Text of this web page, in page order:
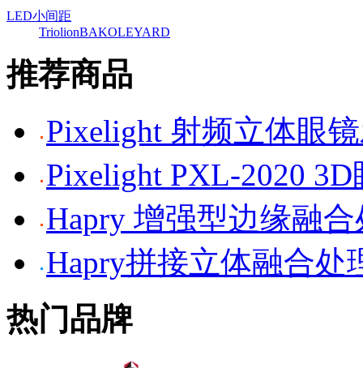
LED小间距
TriolionBAKOLEYARD
推荐商品
Pixelight 射频立体眼
Pixelight PXL-2020 3D
Hapry 增强型边缘融
Hapry拼接立体融合处
热门品牌